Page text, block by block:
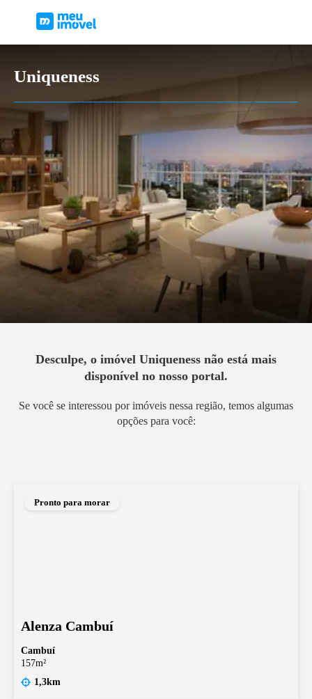
Uniqueness
Desculpe, o imóvel Uniqueness não está mais
disponível no nosso portal.
Se você se interessou por imóveis nessa região, temos algumas
opções para você:
Pronto para morar
Alenza Cambuí
Cambuí
157m²
1,3km